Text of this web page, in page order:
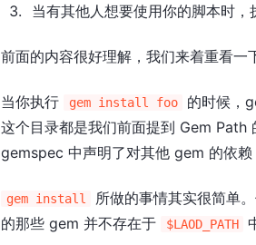
当有其他人想要使用你的脚本时，
前面的内容很好理解，我们来着重看一
当你执行 gem install foo
的时候，
这个目录都是我们前面提到 Gem
gemspec 中声明了对其他 gem 的依赖
gem install 所做的事情其实很简单
的那些 gem 并不存在于
$LAOD_PATH